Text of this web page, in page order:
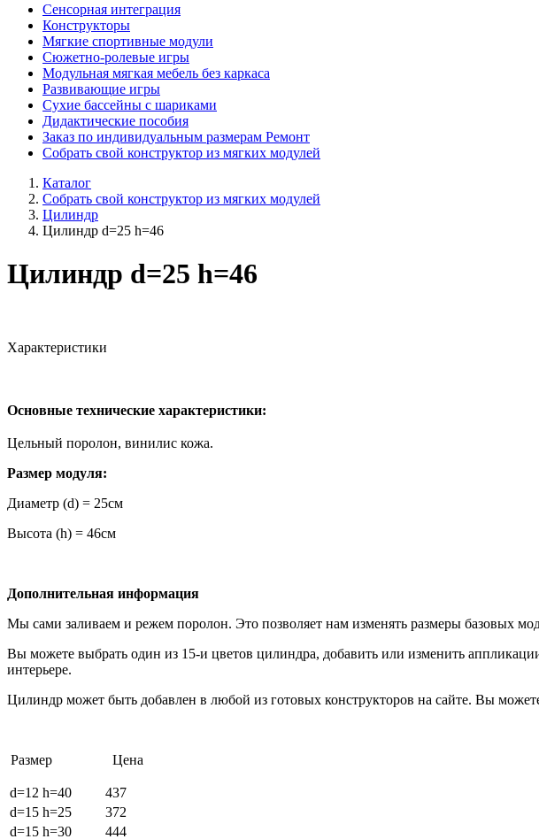
Сенсорная интеграция
Конструкторы
Мягкие спортивные модули
Cюжетно-ролевые игры
Модульная мягкая мебель без каркаса
Развивающие игры
Сухие бассейны с шариками
Дидактические пособия
Заказ по индивидуальным размерам Ремонт
Собрать свой конструктор из мягких модулей
Каталог
Собрать свой конструктор из мягких модулей
Цилиндр
Цилиндр d=25 h=46
Цилиндр d=25 h=46
Характеристики
Основные технические характеристики:
Цельный поролон, винилис кожа.
Размер модуля:
Диаметр (d) = 25см
Высота (h) = 46см
Дополнительная информация
Мы сами заливаем и режем поролон. Это позволяет нам изменять размеры базовых
Вы можете выбрать один из 15-и цветов цилиндра, добавить или изменить
интерьере.
Цилиндр может быть добавлен в любой из готовых конструкторов на сайте. Вы
Размер Цена
d=12 h=40
437
d=15 h=25
372
d=15 h=30
444